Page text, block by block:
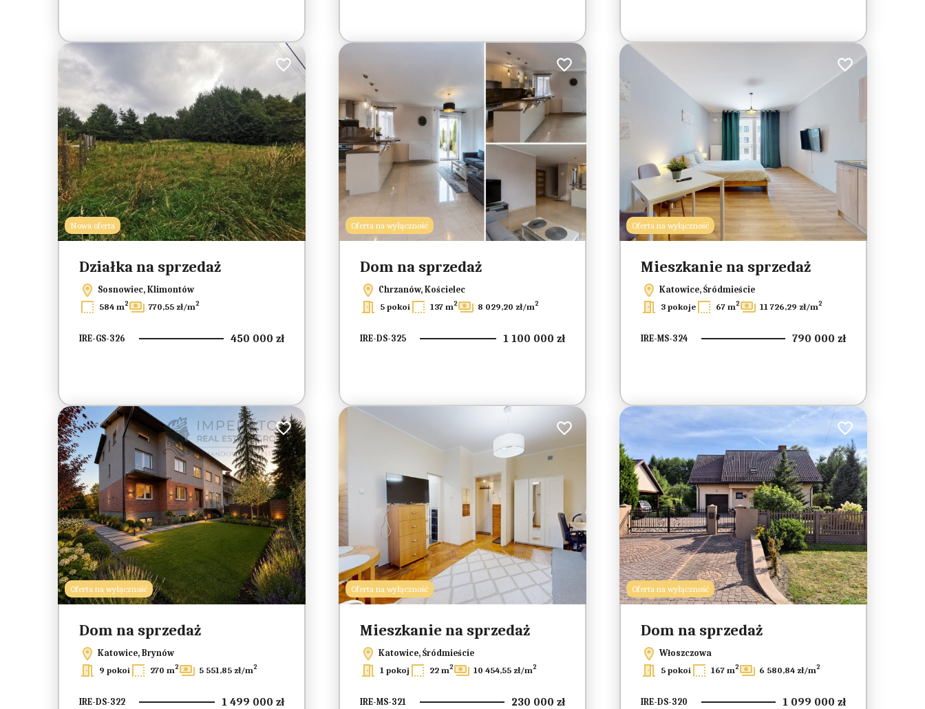
Nowa oferta
Dodaj do ulubionych
Działka na sprzedaż
Sosnowiec, Klimontów
584 m2 770,55 zł/m2
IRE-GS-326 450 000 zł
Oferta na wyłączność
Dodaj do ulubionych
Dom na sprzedaż
Chrzanów, Kościelec
5 pokoi
137 m2 8 029,20 zł/m2
IRE-DS-325 1 100 000 zł
Oferta na wyłączność
Dodaj do ulubionych
Mieszkanie na sprzedaż
Katowice, Śródmieście
3 pokoje
67 m2 11 726,29 zł/m2
IRE-MS-324 790 000 zł
Oferta na wyłączność
Dodaj do ulubionych
Dom na sprzedaż
Katowice, Brynów
9 pokoi
270 m2 5 551,85 zł/m2
IRE-DS-322 1 499 000 zł
Oferta na wyłączność
Dodaj do ulubionych
Mieszkanie na sprzedaż
Katowice, Śródmieście
1 pokoj
22 m2 10 454,55 zł/m2
IRE-MS-321 230 000 zł
Oferta na wyłączność
Dodaj do ulubionych
Dom na sprzedaż
Włoszczowa
5 pokoi
167 m2 6 580,84 zł/m2
IRE-DS-320 1 099 000 zł